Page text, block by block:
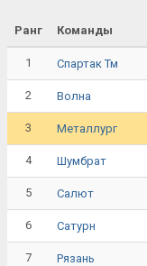
Ранг Команды
1 Спартак Тм
2 Волна
3 Металлург
4 Шумбрат
5 Салют
6 Сатурн
7 Рязань